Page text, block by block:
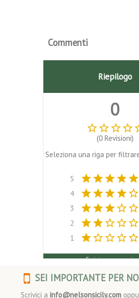
Commenti
Riepilogo
0
star_borderstar_borderstar_borderstar_border
(0 Revisioni)
Seleziona una riga per
5 starstarstarstarstar
4
starstarstarstarstar_border
3
starstarstarstar_borderstar_border
2
starstarstar_borderstar_borderstar_border
1
starstar_borderstar_borderstar_borderstar_border
Scrivi una
SEI IMPORTANTE PER
Scrivici a info@nelsonsicily.com